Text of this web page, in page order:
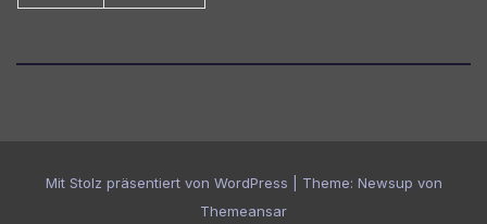
Mit Stolz präsentiert von WordPress Theme: Newsup von
Themeansar